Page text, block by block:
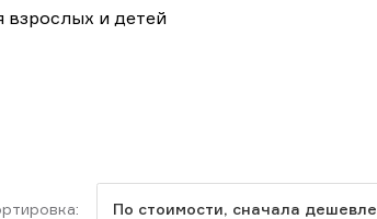
взрослых и детей
По стоимости, сначала дешевле